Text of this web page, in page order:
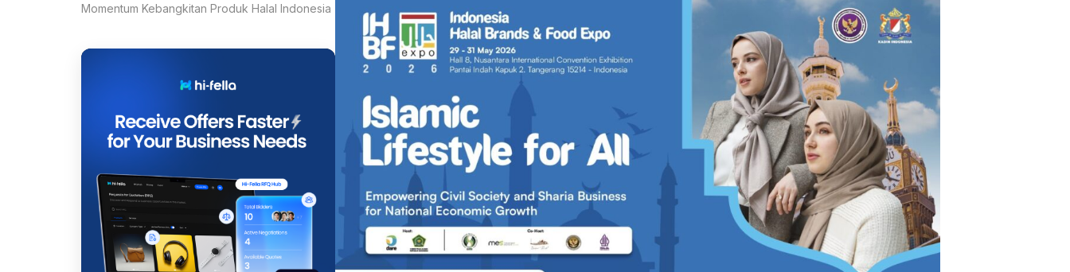
Momentum Kebangkitan Produk Halal Indonesia